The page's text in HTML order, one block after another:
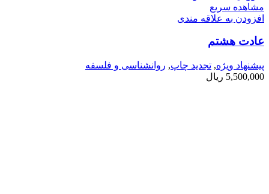
مشاهده سریع
افزودن به علاقه مندی
عادت هشتم
پیشنهاد ویژه, تجدید چاپ, روانشناسی و فلسفه
5,500,000 ریال